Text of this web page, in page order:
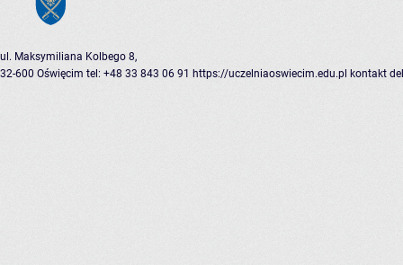
ul. Maksymiliana Kolbego 8,
32-600 Oświęcim tel: +48 33 843 06 91 https://uczelniaoswiecim.edu.pl kontakt